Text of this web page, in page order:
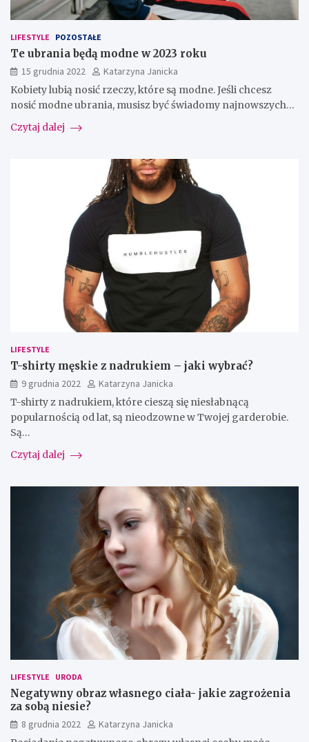
LIFESTYLE POZOSTAŁE
Te ubrania będą modne w 2023 roku
15 grudnia 2022
Katarzyna Janicka
Kobiety lubią nosić rzeczy, które są modne. Jeśli chcesz
nosić modne ubrania, musisz być świadomy najnowszych…
Czytaj dalej
LIFESTYLE
T-shirty męskie z nadrukiem – jaki wybrać?
9 grudnia 2022
Katarzyna Janicka
T-shirty z nadrukiem, które cieszą się niesłabnącą
popularnością od lat, są nieodzowne w Twojej garderobie.
Są…
Czytaj dalej
LIFESTYLE URODA
Negatywny obraz własnego ciała- jakie zagrożenia
za sobą niesie?
8 grudnia 2022
Katarzyna Janicka